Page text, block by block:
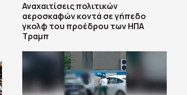
Αναχαιτίσεις πολιτικών
αεροσκαφών κοντά σε γήπεδο
γκολφ του προέδρου των ΗΠΑ
Τραμπ